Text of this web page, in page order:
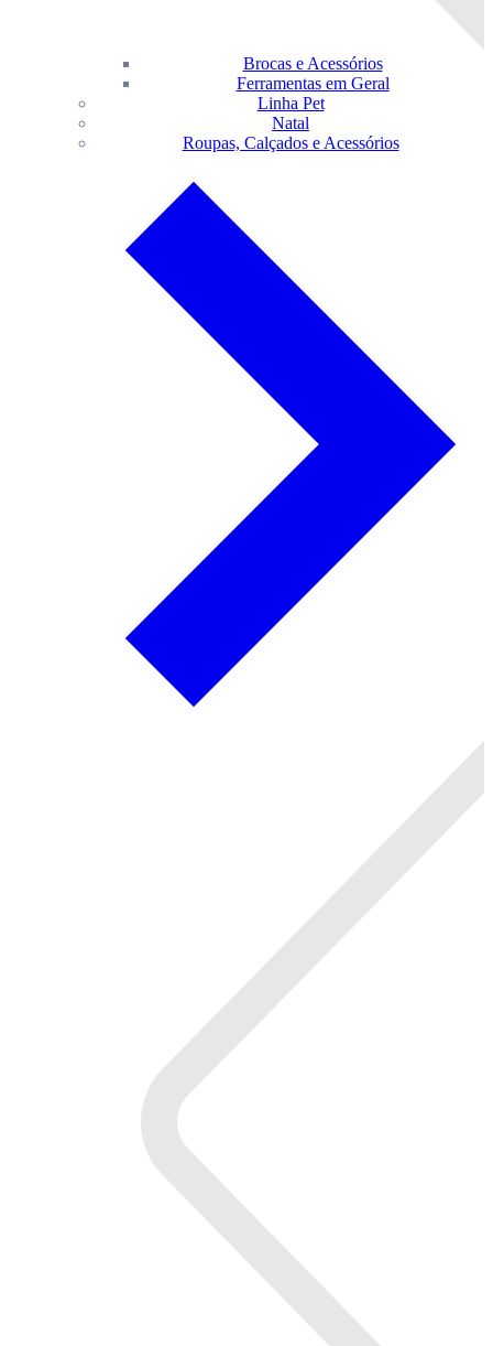
Brocas e Acessórios
Ferramentas em Geral
Linha Pet
Natal
Roupas, Calçados e Acessórios